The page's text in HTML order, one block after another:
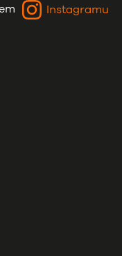
Instagramu